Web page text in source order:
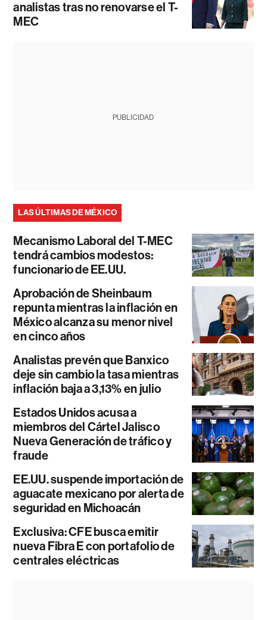
analistas tras no renovarse el T-
MEC
PUBLICIDAD
LAS ÚLTIMAS DE MÉXICO
Mecanismo Laboral del T-MEC
tendrá cambios modestos:
funcionario de EE.UU.
Aprobación de Sheinbaum
repunta mientras la inflación en
México alcanza su menor nivel
en cinco años
Analistas prevén que Banxico
deje sin cambio la tasa mientras
inflación baja a 3,13% en julio
Estados Unidos acusa a
miembros del Cártel Jalisco
Nueva Generación de tráfico y
fraude
EE.UU. suspende importación de
aguacate mexicano por alerta de
seguridad en Michoacán
Exclusiva: CFE busca emitir
nueva Fibra E con portafolio de
centrales eléctricas